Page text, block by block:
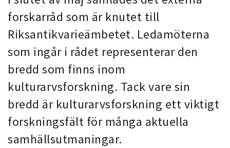
forskarråd som är knutet till
Riksantikvarieämbetet. Ledamöterna
som ingår i rådet representerar den
bredd som finns inom
kulturarvsforskning. Tack vare sin
bredd är kulturarvsforskning ett viktigt
forskningsfält för många aktuella
samhällsutmaningar.